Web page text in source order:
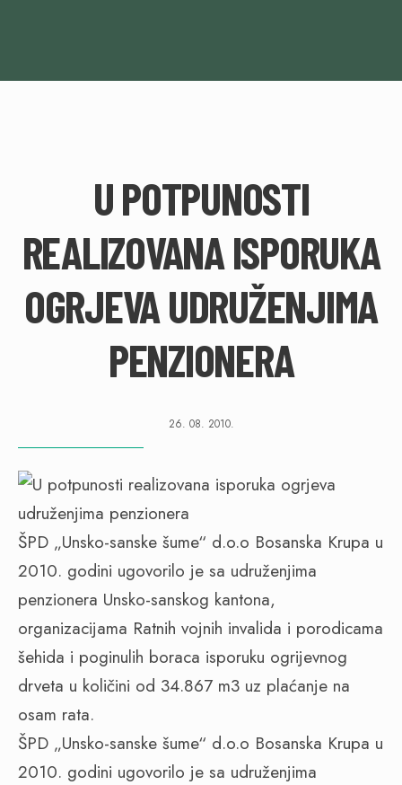
U POTPUNOSTI
REALIZOVANA ISPORUKA
OGRJEVA UDRUŽENJIMA
PENZIONERA
26. 08. 2010.
ŠPD „Unsko-sanske šume“ d.o.o Bosanska Krupa u
2010. godini ugovorilo je sa udruženjima
penzionera Unsko-sanskog kantona,
organizacijama Ratnih vojnih invalida i porodicama
šehida i poginulih boraca isporuku ogrijevnog
drveta u količini od 34.867 m3 uz plaćanje na
osam rata.
ŠPD „Unsko-sanske šume“ d.o.o Bosanska Krupa u
2010. godini ugovorilo je sa udruženjima